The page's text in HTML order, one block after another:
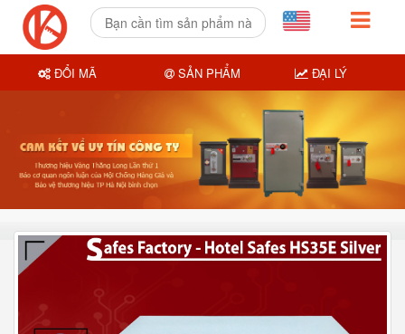
ĐỔI MÃ SẢN PHẨM ĐẠI LÝ